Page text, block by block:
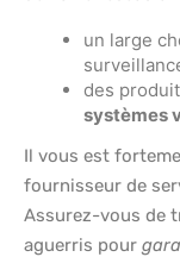
un large
des
systèmes
Il vous est
fournisseur de
Assurez-vous de
aguerris pour